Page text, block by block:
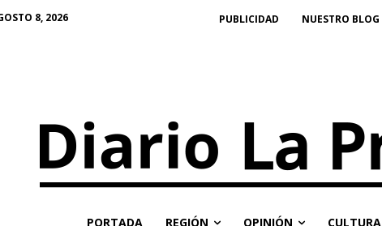
8, 2026 PUBLICIDAD NUESTRO BLOG
PORTADA REGIÓN OPINIÓN CULTURA